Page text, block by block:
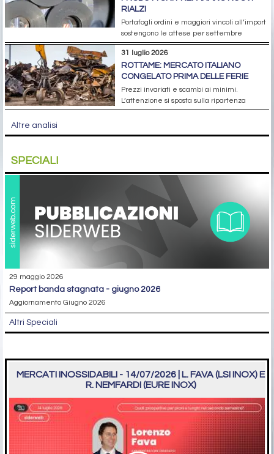
RIALZI
Portafogli ordini e maggiori vincoli all’import
sostengono le attese per settembre
31 luglio 2026
ROTTAME: MERCATO ITALIANO
CONGELATO PRIMA DELLE FERIE
Prezzi invariati e scambi ai minimi.
L’attenzione si sposta sulla ripartenza
Altre analisi
SPECIALI
29 maggio 2026
report banda stagnata - giugno 2026
Aggiornamento Giugno 2026
Altri Speciali
MERCATI INOSSIDABILI - 14/07/2026 | L. FAVA (LSI INOX) E
R. NEMFARDI (EURE INOX)